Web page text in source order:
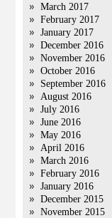
March 2017
February 2017
January 2017
December 2016
November 2016
October 2016
September 2016
August 2016
July 2016
June 2016
May 2016
April 2016
March 2016
February 2016
January 2016
December 2015
November 2015